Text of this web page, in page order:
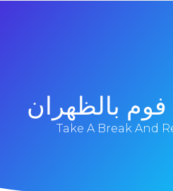
بالظهران
Take A Break And